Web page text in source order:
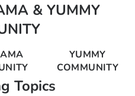
& YUMMY
YUMMY
COMMUNITY
Topics